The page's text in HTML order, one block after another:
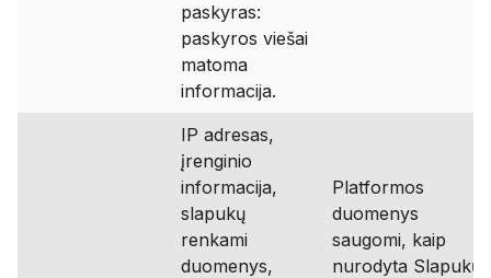
paskyras:
paskyros viešai
matoma
informacija.
IP adresas,
įrenginio
informacija,
slapukų
renkami
duomenys,
Platformos
duomenys
saugomi, kaip
nurodyta Slapukų